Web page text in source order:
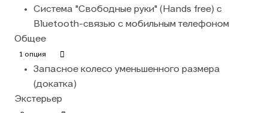
Система "Свободные руки" (Hands free) с
Bluetooth-связью с мобильным телефоном
Общее
1 опция
Запасное колесо уменьшенного размера
(докатка)
Экстерьер